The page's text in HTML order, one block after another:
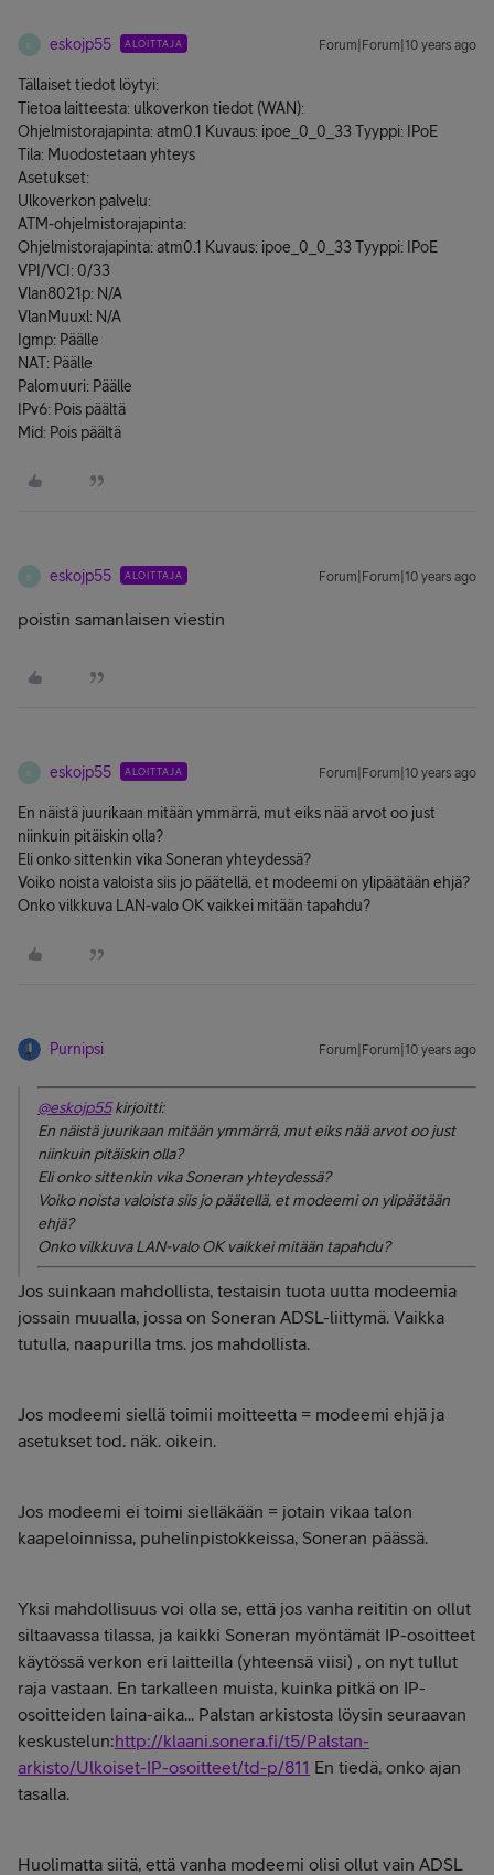
eskojp55 ALOITTAJA Forum|Forum|10 years ago
Tällaiset tiedot löytyi:
Tietoa laitteesta: ulkoverkon tiedot (WAN):
Ohjelmistorajapinta: atm0.1 Kuvaus: ipoe_0_0_33 Tyyppi: IPoE
Tila: Muodostetaan yhteys
Asetukset:
Ulkoverkon palvelu:
ATM-ohjelmistorajapinta:
Ohjelmistorajapinta: atm0.1 Kuvaus: ipoe_0_0_33 Tyyppi: IPoE
VPI/VCI: 0/33
Vlan8021p: N/A
VlanMuuxl: N/A
Igmp: Päälle
NAT: Päälle
Palomuuri: Päälle
IPv6: Pois päältä
Mid: Pois päältä
eskojp55 ALOITTAJA Forum|Forum|10 years ago
poistin samanlaisen viestin
eskojp55 ALOITTAJA Forum|Forum|10 years ago
En näistä juurikaan mitään ymmärrä, mut eiks nää arvot oo just
niinkuin pitäiskin olla?
Eli onko sittenkin vika Soneran yhteydessä?
Voiko noista valoista siis jo päätellä, et modeemi on ylipäätään ehjä?
Onko vilkkuva LAN-valo OK vaikkei mitään tapahdu?
Purnipsi Forum|Forum|10 years ago
@eskojp55kirjoitti:
En näistä juurikaan mitään ymmärrä, mut eiks nää arvot oo just
niinkuin pitäiskin olla?
Eli onko sittenkin vika Soneran yhteydessä?
Voiko noista valoista siis jo päätellä, et modeemi on ylipäätään
ehjä?
Onko vilkkuva LAN-valo OK vaikkei mitään tapahdu?
Jos suinkaan mahdollista, testaisin tuota uutta modeemia
jossain muualla, jossa on Soneran ADSL-liittymä. Vaikka
tutulla, naapurilla tms. jos mahdollista.
Jos modeemi siellä toimii moitteetta = modeemi ehjä ja
asetukset tod. näk. oikein.
Jos modeemi ei toimi sielläkään = jotain vikaa talon
kaapeloinnissa, puhelinpistokkeissa, Soneran päässä.
Yksi mahdollisuus voi olla se, että jos vanha reititin on ollut
siltaavassa tilassa, ja kaikki Soneran myöntämät IP-osoitteet
käytössä verkon eri laitteilla (yhteensä viisi) , on nyt tullut
raja vastaan. En tarkalleen muista, kuinka pitkä on IP-
osoitteiden laina-aika... Palstan arkistosta löysin seuraavan
keskustelun:http://klaani.sonera.fi/t5/Palstan-
arkisto/Ulkoiset-IP-osoitteet/td-p/811 En tiedä, onko ajan
tasalla.
Huolimatta siitä, että vanha modeemi olisi ollut vain ADSL